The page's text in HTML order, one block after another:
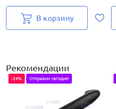
В корзину
Рекомендации
-24% Отправим сегодня!